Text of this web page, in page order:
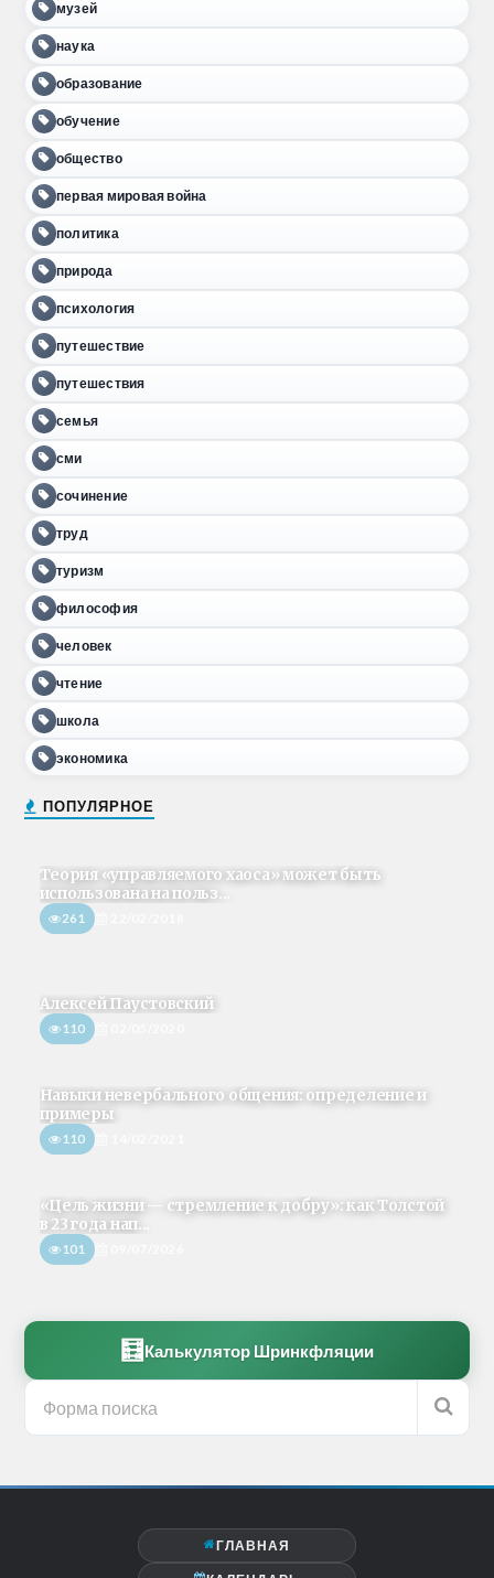
музей
наука
образование
обучение
общество
первая мировая война
политика
природа
психология
путешествие
путешествия
семья
сми
сочинение
труд
туризм
философия
человек
чтение
школа
экономика
ПОПУЛЯРНОЕ
Теория «управляемого хаоса» может быть
использована на польз...
261
Алексей Паустовский
110
Навыки невербального общения: определение и
примеры
110
«Цель жизни — стремление к добру»: как Толстой
в 23 года нап...
101
🧮 Калькулятор Шринкфляции
ГЛАВНАЯ